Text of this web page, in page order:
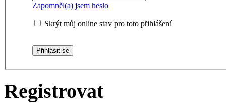
Zapomněl(a) jsem heslo
Skrýt můj online stav pro toto přihlášení
Registrovat